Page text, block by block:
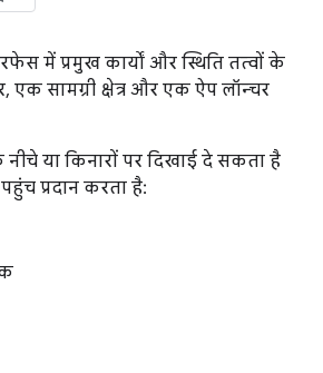
में प्रमुख कार्यों और स्थिति तत्वों के
एक सामग्री क्षेत्र और एक ऐप लॉन्चर
नीचे या किनारों पर दिखाई दे सकता है
प्रदान करता है: